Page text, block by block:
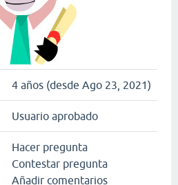
4 años (desde Ago 23, 2021)
Usuario aprobado
Hacer pregunta
Contestar pregunta
Añadir comentarios